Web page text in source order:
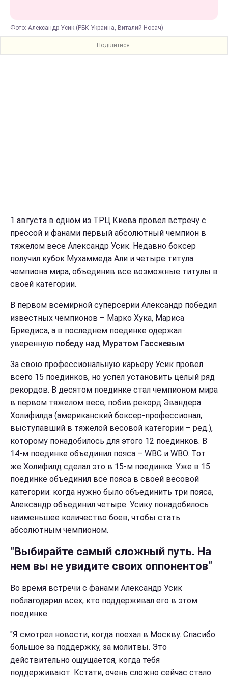
Фото: Александр Усик (РБК-Украина, Виталий Носач)
Поділитися:
1 августа в одном из ТРЦ Киева провел встречу с
прессой и фанами первый абсолютный чемпион в
тяжелом весе Александр Усик. Недавно боксер
получил кубок Мухаммеда Али и четыре титула
чемпиона мира, объединив все возможные титулы в
своей категории.
В первом всемирной суперсерии Александр победил
известных чемпионов – Марко Хука, Мариса
Бриедиса, а в последнем поединке одержал
уверенную победу над Муратом Гассиевым.
За свою профессиональную карьеру Усик провел
всего 15 поединков, но успел установить целый ряд
рекордов. В десятом поединке стал чемпионом мира
в первом тяжелом весе, побив рекорд Эвандера
Холифилда (американский боксер-профессионал,
выступавший в тяжелой весовой категории – ред.),
которому понадобилось для этого 12 поединков. В
14-м поединке объединил пояса – WBC и WBO. Тот
же Холифилд сделал это в 15-м поединке. Уже в 15
поединке объединил все пояса в своей весовой
категории: когда нужно было объединить три пояса,
Александр объединил четыре. Усику понадобилось
наименьшее количество боев, чтобы стать
абсолютным чемпионом.
"Выбирайте самый сложный путь. На
нем вы не увидите своих оппонентов"
Во время встречи с фанами Александр Усик
поблагодарил всех, кто поддерживал его в этом
поединке.
"Я смотрел новости, когда поехал в Москву. Спасибо
большое за поддержку, за молитвы. Это
действительно ощущается, когда тебя
поддерживают. Кстати, очень сложно сейчас стало